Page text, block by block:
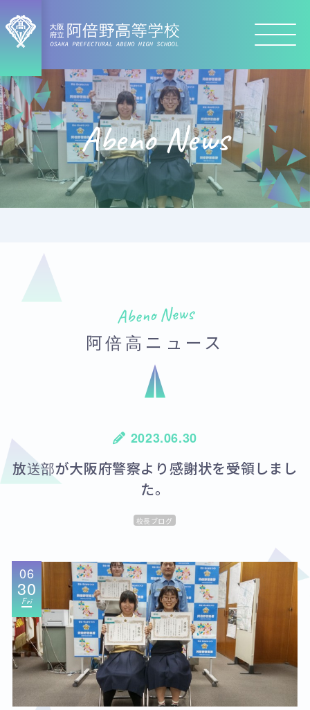
Abeno News
Abeno News
阿倍高ニュース
2023.06.30
放送部が大阪府警察より感謝状を受領しまし
た。
校長ブログ
06
30
Fri